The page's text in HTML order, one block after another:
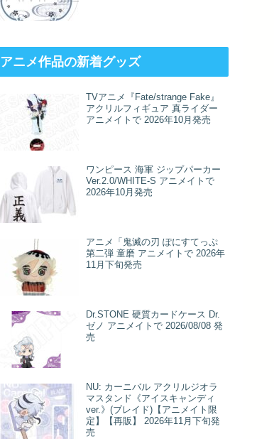
アニメ作品の新着グッズ
TVアニメ『Fate/strange Fake』
アクリルフィギュア 真ライダー
アニメイトで 2026年10月発売
ワンピース 海軍 ジップパーカー
Ver.2.0/WHITE-S アニメイトで
2026年10月発売
アニメ「鬼滅の刃 ぽにすてっぷ
第二弾 童磨 アニメイトで 2026年
11月下旬発売
Dr.STONE 硬質カードケース Dr.
ゼノ アニメイトで 2026/08/08 発
売
NU: カーニバル アクリルジオラ
マスタンド《アイスキャンディ
ver.》(ブレイド)【アニメイト限
定】【再販】 2026年11月下旬発
売